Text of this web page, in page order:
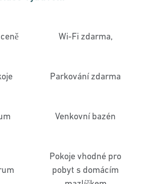
Wi-Fi zdarma,
Parkování zdarma
Venkovní bazén
Pokoje vhodné pro
pobyt s domácím